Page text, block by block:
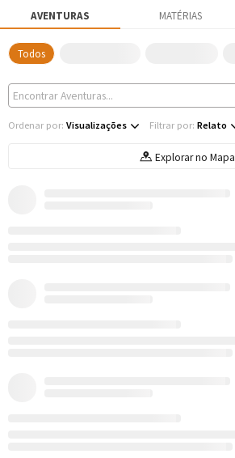
AVENTURAS MATÉRIAS
Todos
Ordenar por: Visualizações Filtrar por: Relato
Explorar no Mapa